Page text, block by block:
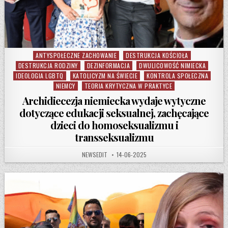
Posted in
ANTYSPOŁECZNE ZACHOWANIE
DESTRUKCJA KOŚCIOŁA
DESTRUKCJA RODZINY
DEZINFORMACJA
DWULICOWOŚĆ NIMIECKA
IDEOLOGIA LGBTQ
KATOLICYZM NA ŚWIECIE
KONTROLA SPOŁECZNA
NIEMCY
TEORIA KRYTYCZNA W PRAKTYCE
Archidiecezja niemiecka wydaje wytyczne
dotyczące edukacji seksualnej, zachęcające
dzieci do homoseksualizmu i
transseksualizmu
AUTHOR:
NEWSEDIT PUBLISHED DATE:
14-06-2025